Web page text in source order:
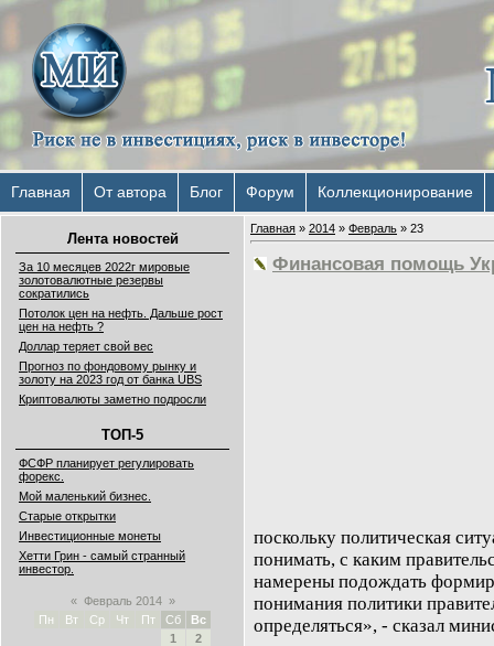
Главная От автора Блог Форум Коллекционирование
Лента новостей
За 10 месяцев 2022г мировые
золотовалютные резервы
сократились
Потолок цен на нефть. Дальше рост
цен на нефть ?
Доллар теряет свой вес
Прогноз по фондовому рынку и
золоту на 2023 год от банка UBS
Криптовалюты заметно подросли
ТОП-5
ФСФР планирует регулировать
форекс.
Мой маленький бизнес.
Старые открытки
Инвестиционные монеты
Хетти Грин - самый странный
инвестор.
« Февраль 2014 »
Пн
Вт Ср Чт Пт Сб
Вс
1
2
Главная » 2014 » Февраль » 23
Финансовая помощь
поскольку политическая
понимать, с каким
намерены подождать
понимания политики
определяться», - сказал